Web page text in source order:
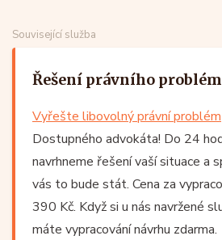
Související služba
Řešení právního
Vyřešte libovolný právní problém
Dostupného advokáta! Do 24
navrhneme řešení vaší situace a
vás to bude stát. Cena za
390 Kč. Když si u nás navržené
máte vypracování návrhu zdarma.